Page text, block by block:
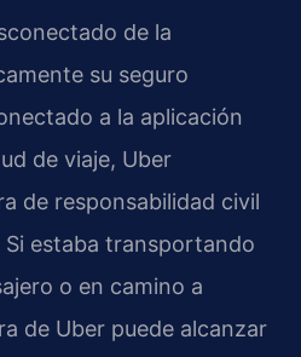
de la
su seguro
a la aplicación
de viaje, Uber
de responsabilidad civil
estaba transportando
o en camino a
de Uber puede alcanzar